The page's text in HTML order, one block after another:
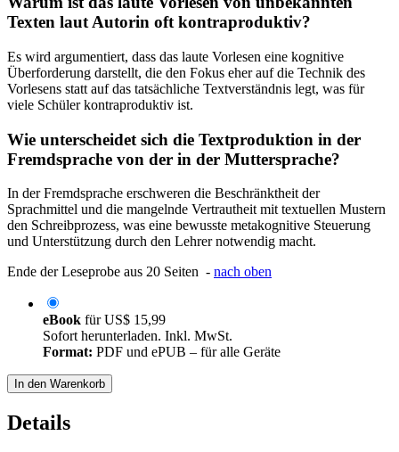
Texten laut Autorin oft kontraproduktiv?
Es wird argumentiert, dass das laute Vorlesen eine kognitive
Überforderung darstellt, die den Fokus eher auf die Technik des
Vorlesens statt auf das tatsächliche Textverständnis legt, was für
viele Schüler kontraproduktiv ist.
Wie unterscheidet sich die Textproduktion in der
Fremdsprache von der in der Muttersprache?
In der Fremdsprache erschweren die Beschränktheit der
Sprachmittel und die mangelnde Vertrautheit mit textuellen Mustern
den Schreibprozess, was eine bewusste metakognitive Steuerung
und Unterstützung durch den Lehrer notwendig macht.
Ende der Leseprobe aus 20 Seiten - nach oben
eBook fürUS$ 15,99
Sofort herunterladen. Inkl. MwSt.
Format: PDF und ePUB – für alle Geräte
In den Warenkorb
Details